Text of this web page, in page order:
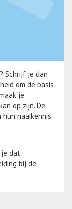
Schrijf je dan
om de basis
je
op zijn. De
naaikennis
dat
bij de